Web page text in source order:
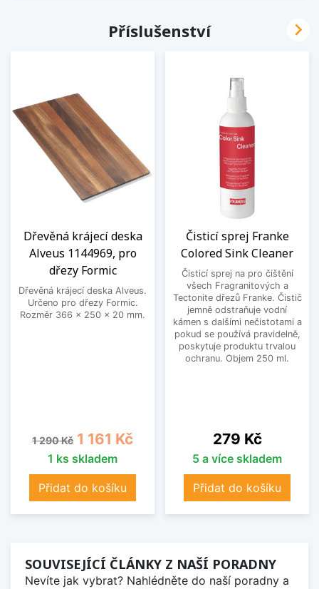
Příslušenství
Dřevěná krájecí deska
Alveus 1144969, pro
dřezy Formic
Dřevěná krájecí deska Alveus.
Určeno pro dřezy Formic.
Rozměr 366 x 250 x 20 mm.
Běžná cena
1 290 Kč Cena
1 161 Kč
1 ks skladem
Přidat do košíku
Čisticí sprej Franke
Colored Sink Cleaner
Čisticí sprej na pro čištění
všech Fragranitových a
Tectonite dřezů Franke. Čistič
jemně odstraňuje vodní
kámen s dalšími nečistotami a
pokud se používá pravidelně,
poskytuje produktu trvalou
ochranu. Objem 250 ml.
Cena
279 Kč
5 a více skladem
Přidat do košíku

SOUVISEJÍCÍ ČLÁNKY Z NAŠÍ PORADNY
Nevíte jak vybrat? Nahlédněte do naší poradny a